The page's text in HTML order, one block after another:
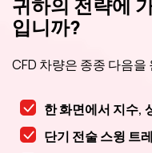
입니까?
CFD 차량은 종종 다음
한 화면에서 지수,
단기 전술 스윙 트